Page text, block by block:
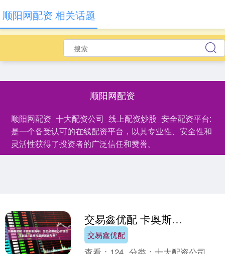
顺阳网配资
顺阳网配资_十大配资公司_线上配资炒股_安全配资平台:
是一个备受认可的在线配资平台，以其专业性、安全性和
灵活性获得了投资者的广泛信任和赞誉。
顺阳网配资 相关话题
交易鑫优配 卡奥斯谢海琴：生态品牌核心价值在于创造“品牌与品牌美美与共”
交易鑫优配